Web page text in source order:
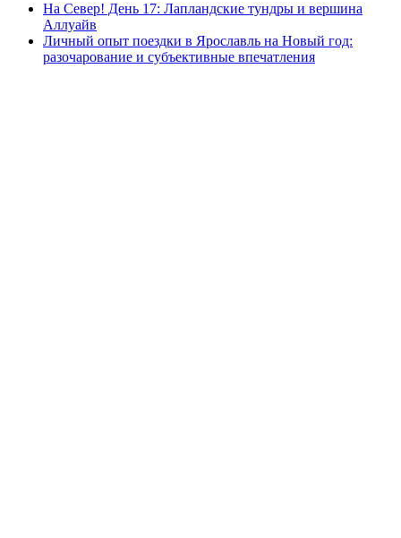
На Север! День 17: Лапландские тундры и вершина
Аллуайв
Личный опыт поездки в Ярославль на Новый год:
разочарование и субъективные впечатления